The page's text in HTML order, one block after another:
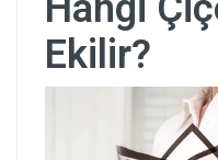
Ekilir?